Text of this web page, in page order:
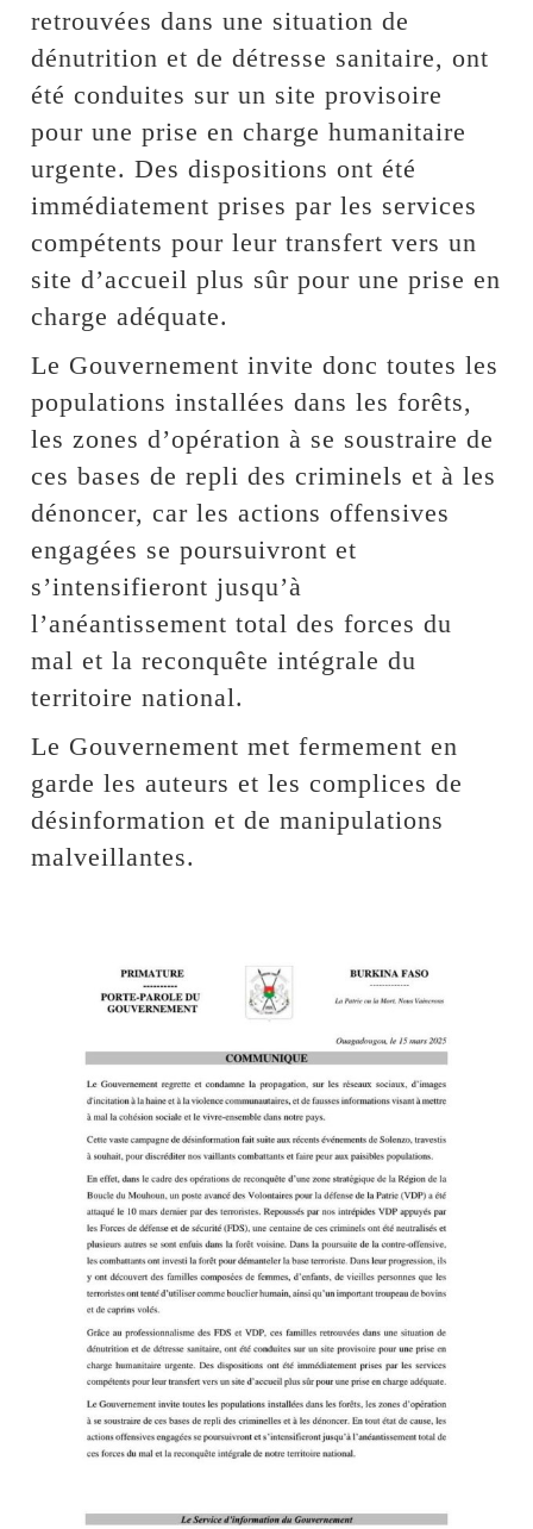
retrouvées dans une situation de
dénutrition et de détresse sanitaire, ont
été conduites sur un site provisoire
pour une prise en charge humanitaire
urgente. Des dispositions ont été
immédiatement prises par les services
compétents pour leur transfert vers un
site d’accueil plus sûr pour une prise en
charge adéquate.
Le Gouvernement invite donc toutes les
populations installées dans les forêts,
les zones d’opération à se soustraire de
ces bases de repli des criminels et à les
dénoncer, car les actions offensives
engagées se poursuivront et
s’intensifieront jusqu’à
l’anéantissement total des forces du
mal et la reconquête intégrale du
territoire national.
Le Gouvernement met fermement en
garde les auteurs et les complices de
désinformation et de manipulations
malveillantes.